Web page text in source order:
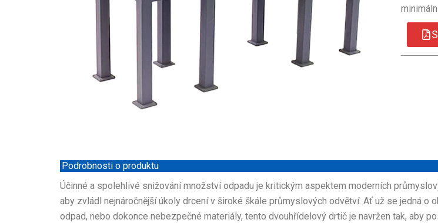
Podrobnosti o produktu
Účinné a spolehlivé snižování množství odpadu je kritickým aspektem moderních
aby zvládl nejnáročnější úkoly drcení v široké škále průmyslových odvětví. Ať už se jedná o
odpad, nebo dokonce nebezpečné materiály, tento dvouhřídelový drtič je navržen tak, aby